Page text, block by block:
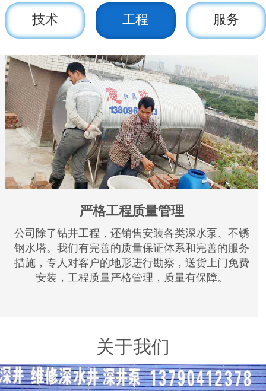
技术 工程 服务
严格工程质量管理
公司除了钻井工程，还销售安装各类深水泵、不锈
钢水塔。我们有完善的质量保证体系和完善的服务
措施，专人对客户的地形进行勘察，送货上门免费
安装，工程质量严格管理，质量有保障。
关于我们